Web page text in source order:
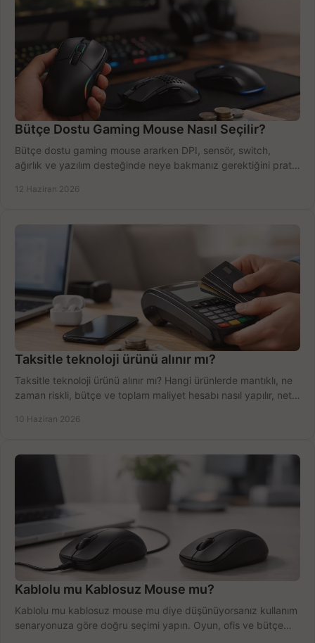
Bütçe Dostu Gaming Mouse Nasıl Seçilir?
Bütçe dostu gaming mouse ararken DPI, sensör, switch,
ağırlık ve yazılım desteğinde neye bakmanız gerektiğini pratik
12 Haziran 2026
Taksitle teknoloji ürünü alınır mı?
Taksitle teknoloji ürünü alınır mı? Hangi ürünlerde mantıklı, ne
zaman riskli, bütçe ve toplam maliyet hesabı nasıl yapılır, net
10 Haziran 2026
Kablolu mu Kablosuz Mouse mu?
Kablolu mu kablosuz mouse mu diye düşünüyorsanız kullanım
senaryonuza göre doğru seçimi yapın. Oyun, ofis ve bütçe